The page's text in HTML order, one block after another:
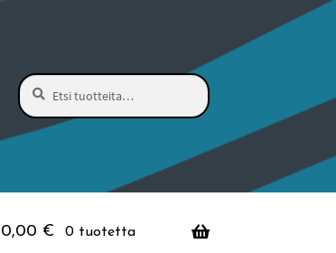
Etsi:
Haku
0,00 € 0 tuotetta